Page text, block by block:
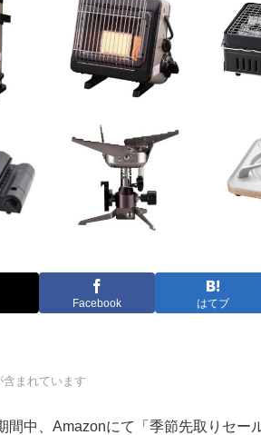
Facebook はてブ
まれています
間中、Amazonにて「季節先取りセー